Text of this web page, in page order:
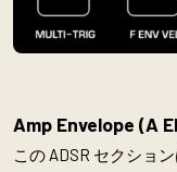
Amp Envelope (A
この ADSR セクショ